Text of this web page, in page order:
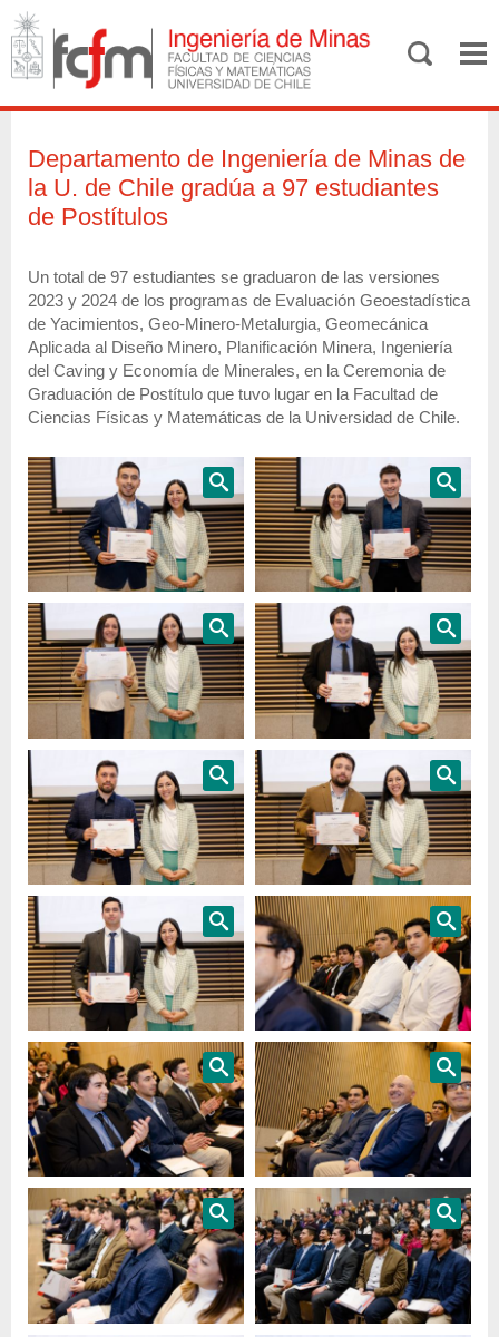
Departamento de Ingeniería de Minas de
la U. de Chile gradúa a 97 estudiantes
de Postítulos
Un total de 97 estudiantes se graduaron de las versiones
2023 y 2024 de los programas de Evaluación Geoestadística
de Yacimientos, Geo-Minero-Metalurgia, Geomecánica
Aplicada al Diseño Minero, Planificación Minera, Ingeniería
del Caving y Economía de Minerales, en la Ceremonia de
Graduación de Postítulo que tuvo lugar en la Facultad de
Ciencias Físicas y Matemáticas de la Universidad de Chile.